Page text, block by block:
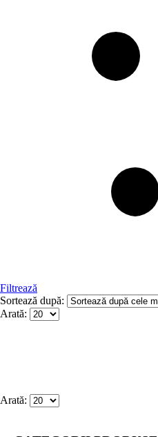
Filtrează
Sortează după:
Arată:
Arată: